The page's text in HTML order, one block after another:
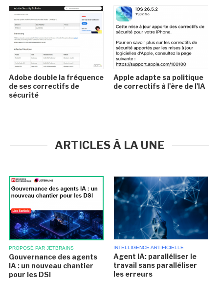
Adobe double la fréquence
de ses correctifs de
sécurité
Apple adapte sa politique
de correctifs à l'ère de l'IA
ARTICLES À LA UNE
PROPOSÉ PAR JETBRAINS
Gouvernance des agents
IA : un nouveau chantier
pour les DSI
INTELLIGENCE ARTIFICIELLE
Agent IA: paralléliser le
travail sans paralléliser
les erreurs